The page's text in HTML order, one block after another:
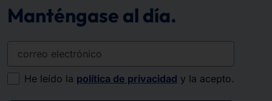
Manténgase al día.
correo electrónico
He leído la política de privacidad y la acepto.